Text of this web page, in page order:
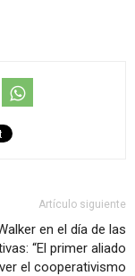
Artículo siguiente
en el día de las
“El primer aliado
el cooperativismo